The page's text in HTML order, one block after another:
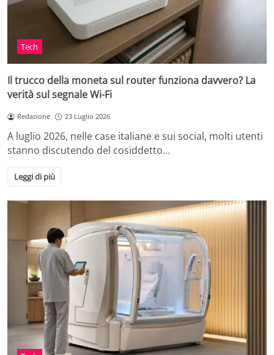
Tech
Il trucco della moneta sul router funziona davvero? La
verità sul segnale Wi-Fi
Redazione 23 Luglio 2026
A luglio 2026, nelle case italiane e sui social, molti utenti
stanno discutendo del cosiddetto…
Leggi di più